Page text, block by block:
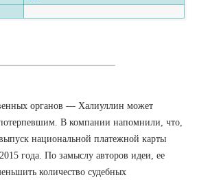
органов — Халиуллин может
В компании напомнили, что,
национальной платежной карты
года. По замыслу авторов идеи, ее
количество судебных